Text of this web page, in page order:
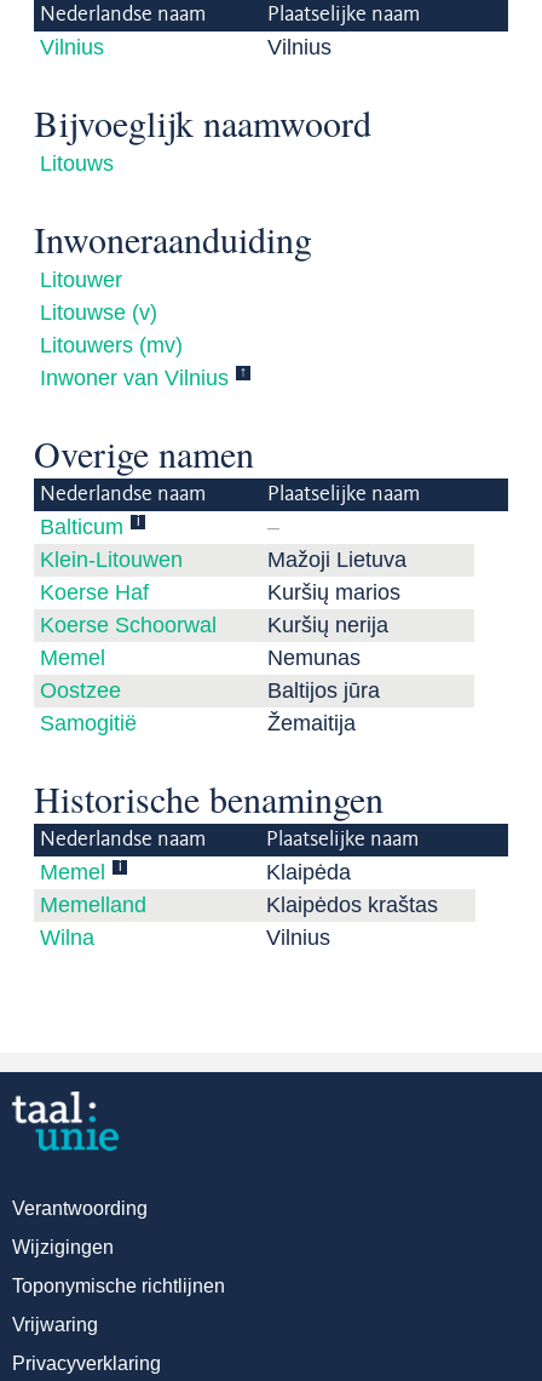
Nederlandse naam Plaatselijke naam
Vilnius Vilnius
Bijvoeglijk naamwoord
Litouws
Inwoneraanduiding
Litouwer
Litouwse (v)
Litouwers (mv)
Inwoner van Vilnius
↑
Overige namen
Nederlandse naam Plaatselijke naam
Balticum i
–
Klein-Litouwen
Mažoji Lietuva
Koerse Haf
Kuršių marios
Koerse Schoorwal
Kuršių nerija
Memel
Nemunas
Oostzee
Baltijos jūra
Samogitië
Žemaitija
Historische benamingen
Nederlandse naam Plaatselijke naam
Memel i
Klaipėda
Memelland
Klaipėdos kraštas
Wilna
Vilnius
Verantwoording
Wijzigingen
Toponymische richtlijnen
Vrijwaring
Privacyverklaring